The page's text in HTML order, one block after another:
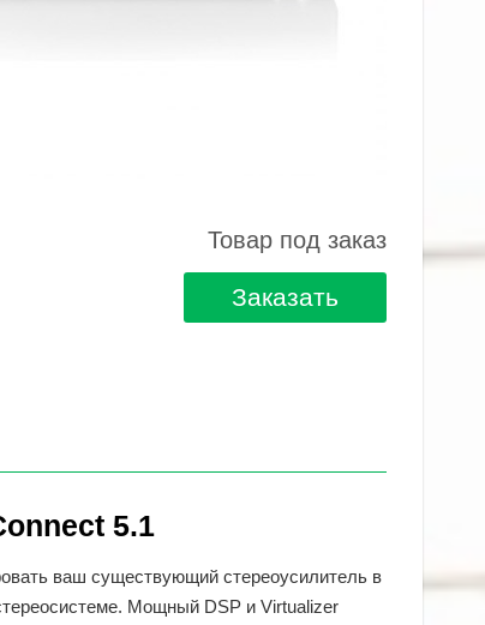
Товар под заказ
Заказать
5.1
ваш существующий стереоусилитель в
Мощный DSP и Virtualizer